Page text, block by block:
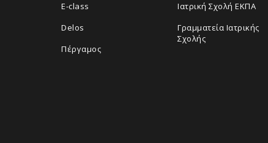
E-class
Delos
Πέργαμος
Ιατρική Σχολή ΕΚΠΑ
Γραμματεία Ιατρικής
Σχολής